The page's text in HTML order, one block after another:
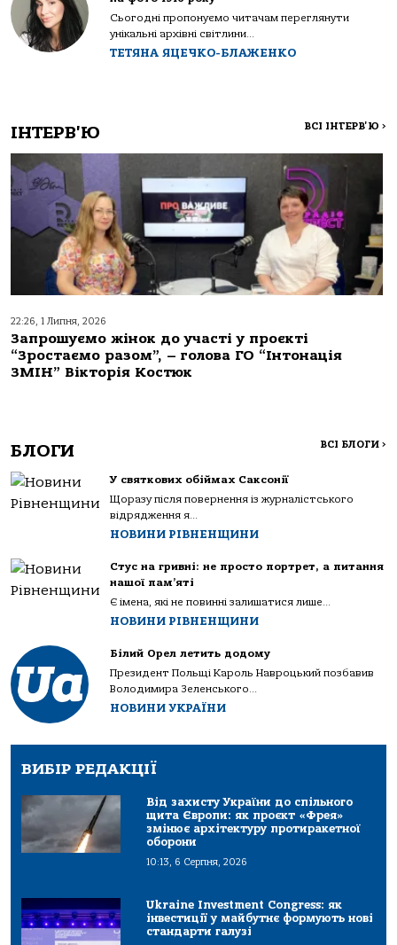
Сьогодні пропонуємо читачам переглянути
унікальні архівні світлини...
ТЕТЯНА ЯЦЕЧКО-БЛАЖЕНКО
ІНТЕРВ'Ю ВСІ ІНТЕРВ'Ю >
22:26, 1 Липня, 2026
Запрошуємо жінок до участі у проєкті
“Зростаємо разом”, – голова ГО “Інтонація
ЗМІН” Вікторія Костюк
БЛОГИ ВСІ БЛОГИ >
У святкових обіймах Саксонії
Щоразу після повернення із журналістського
відрядження я...
НОВИНИ РІВНЕНЩИНИ
Стус на гривні: не просто портрет, а питання
нашої пам’яті
Є імена, які не повинні залишатися лише...
НОВИНИ РІВНЕНЩИНИ
Білий Орел летить додому
Президент Польщі Кароль Навроцький позбавив
Володимира Зеленського...
НОВИНИ УКРАЇНИ
ВИБІР РЕДАКЦІЇ
Від захисту України до спільного
щита Європи: як проєкт «Фрея»
змінює архітектуру протиракетної
оборони
10:13, 6 Серпня, 2026
Ukraine Investment Congress: як
інвестиції у майбутнє формують нові
стандарти галузі